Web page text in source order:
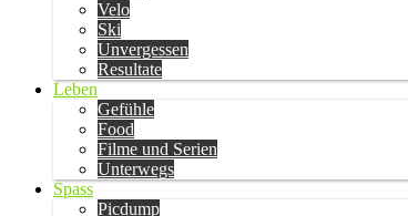
Velo
Ski
Unvergessen
Resultate
Leben
Gefühle
Food
Filme und Serien
Unterwegs
Spass
Picdump